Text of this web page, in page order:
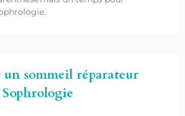
un sommeil réparateur